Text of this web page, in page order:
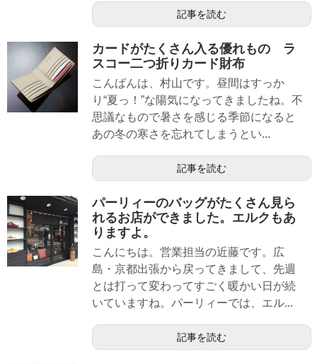
記事を読む
カードがたくさん入る優れもの ラ
スコー二つ折りカード財布
こんばんは、村山です。昼間はすっか
り“夏っ！”な陽気になってきましたね。不
思議なもので暑さを感じる季節になると
あの冬の寒さを忘れてしまうとい...
記事を読む
パーリィーのバッグがたくさん見ら
れるお店ができました。エルクもあ
りますよ。
こんにちは。営業担当の近藤です。広
島・京都出張から戻ってきまして、先週
とは打って変わってすごく暖かい日が続
いていますね。パーリィーでは、エル...
記事を読む